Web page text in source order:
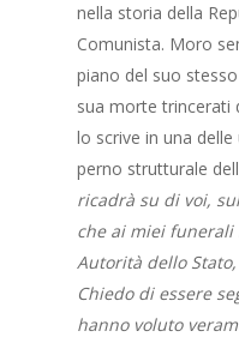
nella storia della
Comunista. Moro
piano del suo
sua morte trincerati
lo scrive in una
perno strutturale
ricadrà su di voi,
che ai miei
Autorità dello
Chiedo di essere
hanno voluto